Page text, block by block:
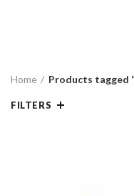
Home Products tagged
FILTERS